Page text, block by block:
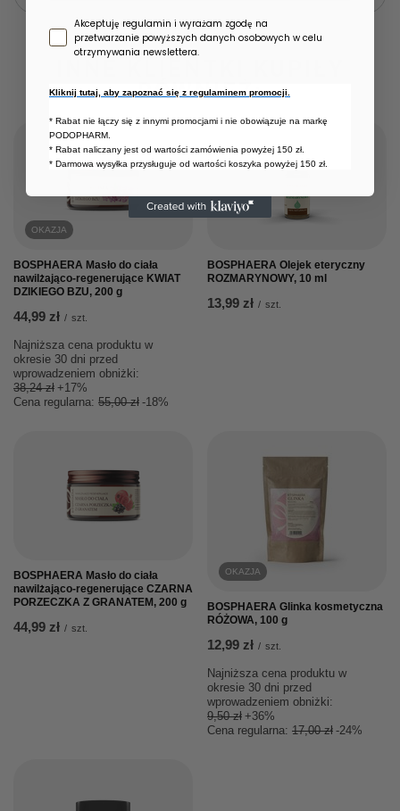
RÓWNIEŻ:
OKAZJA
BOSPHAERA Masło do ciała
nawilżająco-regenerujące KWIAT
DZIKIEGO BZU, 200 g
44,99 zł / szt.
Najniższa cena produktu w
okresie 30 dni przed
wprowadzeniem obniżki:
38,24 zł +17%
Cena regularna: 55,00 zł -18%
BOSPHAERA Olejek eteryczny
ROZMARYNOWY, 10 ml
13,99 zł / szt.
BOSPHAERA Masło do ciała
nawilżająco-regenerujące CZARNA
PORZECZKA Z GRANATEM, 200 g
44,99 zł / szt.
OKAZJA
BOSPHAERA Glinka kosmetyczna
RÓŻOWA, 100 g
12,99 zł / szt.
Najniższa cena produktu w
okresie 30 dni przed
wprowadzeniem obniżki:
9,50 zł +36%
Cena regularna: 17,00 zł -24%
Zgoda newsletter
Akceptuję regulamin i wyrażam zgodę na
przetwarzanie powyższych danych osobowych w celu
otrzymywania newslettera.
Kliknij tutaj, aby zapoznać się z regulaminem promocji.
* Rabat nie łączy się z innymi promocjami i nie obowiązuje na markę
PODOPHARM.
* Rabat naliczany jest od wartości zamówienia powyżej 150 zł.
* Darmowa wysyłka przysługuje od wartości koszyka powyżej 150 zł.